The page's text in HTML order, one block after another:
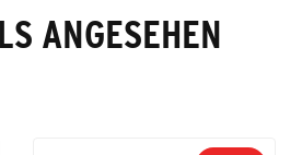
ANGESEHEN